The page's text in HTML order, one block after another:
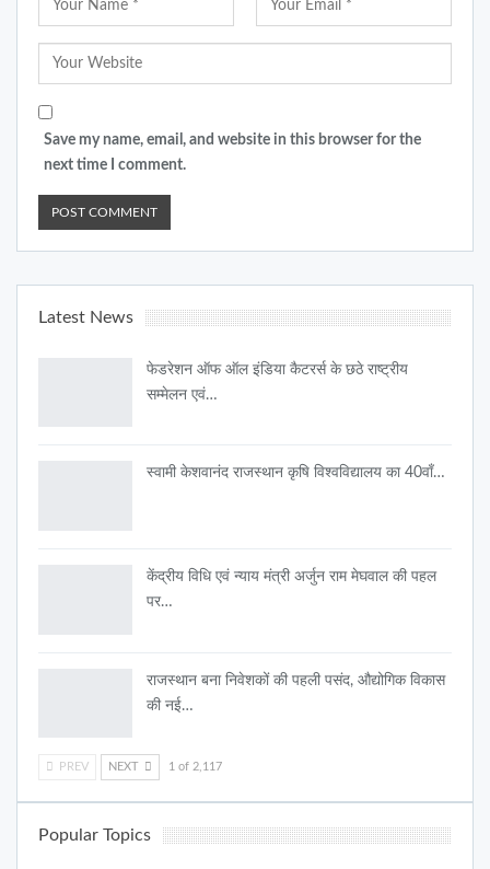
Save my name, email, and website in this browser for the
next time I comment.
Latest News
फेडरेशन ऑफ ऑल इंडिया कैटरर्स के छठे राष्ट्रीय
सम्मेलन एवं…
स्वामी केशवानंद राजस्थान कृषि विश्वविद्यालय का 40वाँ…
केंद्रीय विधि एवं न्याय मंत्री अर्जुन राम मेघवाल की पहल
पर…
राजस्थान बना निवेशकों की पहली पसंद, औद्योगिक विकास
की नई…
PREV NEXT 1 of 2,117
Popular Topics